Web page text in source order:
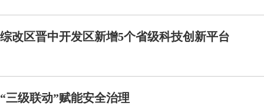
综改区晋中开发区新增5个省级科技创新平台
“三级联动”赋能安全治理